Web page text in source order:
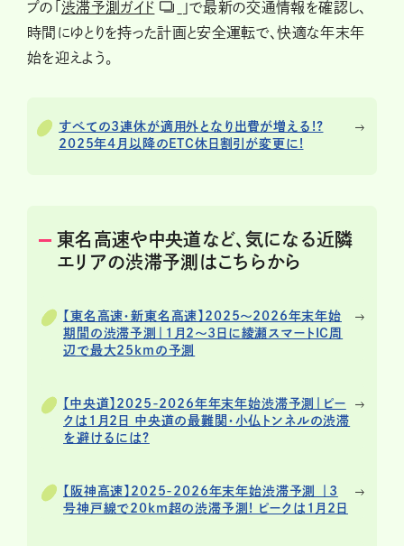
プの「 渋滞予測ガイド
」で最新の交通情報を確認し、
時間にゆとりを持った計画と安全運転で、快適な年末年
始を迎えよう。
すべての3連休が適用外となり出費が増える!?
2025年4月以降のETC休日割引が変更に!
東名高速や中央道など、気になる近隣
エリアの渋滞予測はこちらから
【東名高速・新東名高速】2025～2026年末年始
期間の渋滞予測｜1月2〜3日に綾瀬スマートIC周
辺で最大25kmの予測
【中央道】2025-2026年年末年始渋滞予測｜ピー
クは1月2日 中央道の最難関・小仏トンネルの渋滞
を避けるには?
【阪神高速】2025-2026年末年始渋滞予測 ｜3
号神戸線で20km超の渋滞予測! ピークは1月2日